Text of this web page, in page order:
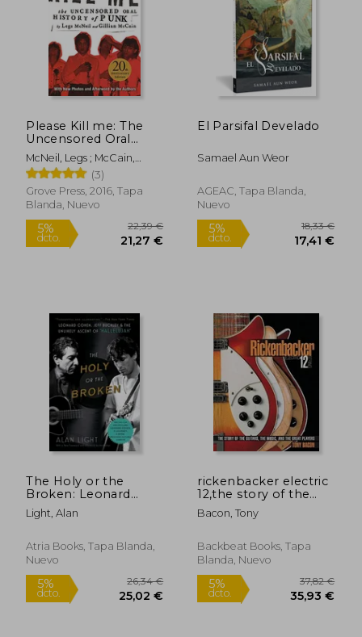
Please Kill me: The
Uncensored Oral
History of Punk (en
Inglés)
McNeil, Legs ; McCain,
Gillian
(3)
Grove Press, 2016, Tapa
Blanda, Nuevo
5%
dcto. 21,27 €
El Parsifal Develado
Samael Aun Weor
AGEAC, Tapa Blanda,
Nuevo
5%
dcto.
The Holy or the
Broken: Leonard
Cohen, Jeff Buckley,
and the Unlikely
(en Inglés)
Light, Alan
Atria Books, Tapa Blanda,
Nuevo
rickenbacker electric
12,the story of the
guitars, the music,
and the great players
Bacon, Tony
Backbeat Books, Tapa
Blanda, Nuevo